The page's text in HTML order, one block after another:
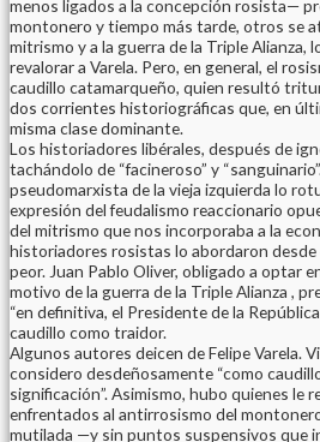
menos ligados a la concepción rosista—
montonero y tiempo más tarde, otros se
mitrismo y a la guerra de la Triple Alianza,
revalorar a Varela. Pero, en general, el
caudillo catamarqueño, quien resultó
dos corrientes historiográficas que, en
misma clase dominante.
Los historiadores libérales, después de
tachándolo de “facineroso” y
pseudomarxista de la vieja izquierda lo
expresión del feudalismo reaccionario
del mitrismo que nos incorporaba a la
historiadores rosistas lo abordaron desde
peor. Juan Pablo Oliver, obligado a optar
motivo de la guerra de la Triple Alianza ,
“en definitiva, el Presidente de la
caudillo como traidor.
Algunos autores deicen de Felipe Varela.
considero desdeñosamente “como
significación”. Asimismo, hubo quienes le
enfrentados al antirrosismo del
mutilada —y sin puntos suspensivos que